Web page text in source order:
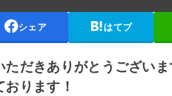
シェア はてブ
ただきありがとうござい
ります！